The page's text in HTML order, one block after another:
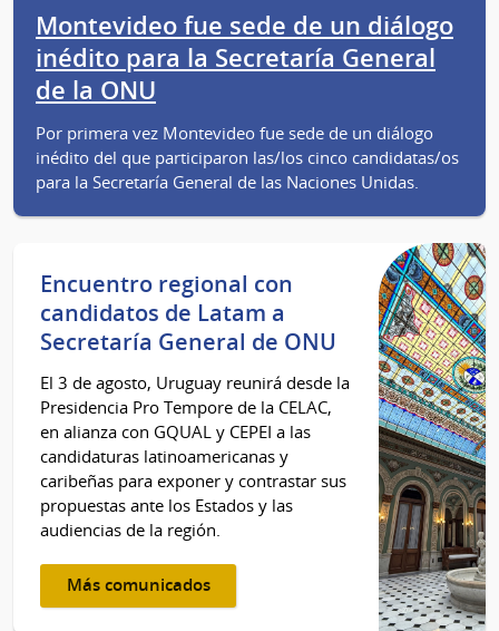
Montevideo fue sede de un diálogo
inédito para la Secretaría General
de la ONU
Por primera vez Montevideo fue sede de un diálogo
inédito del que participaron las/los cinco candidatas/os
para la Secretaría General de las Naciones Unidas.
Encuentro regional con
candidatos de Latam a
Secretaría General de ONU
El 3 de agosto, Uruguay reunirá desde la
Presidencia Pro Tempore de la CELAC,
en alianza con GQUAL y CEPEI a las
candidaturas latinoamericanas y
caribeñas para exponer y contrastar sus
propuestas ante los Estados y las
audiencias de la región.
Más comunicados